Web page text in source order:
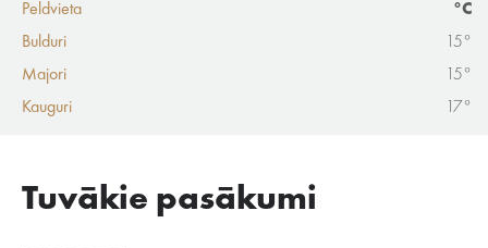
Peldvieta
°C
Bulduri
15°
Majori
15°
Kauguri
17°
Tuvākie pasākumi